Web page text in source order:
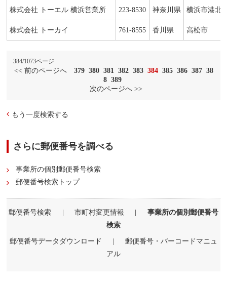
株式会社 トーエル 横浜営業所 223-8530 神奈川県 横浜市港北
株式会社 トーカイ 761-8555 香川県 高松市
384/1073ページ
<< 前のページへ 379 380 381 382 383 384 385 386 387 38
8 389
次のページへ >>
もう一度検索する
さらに郵便番号を調べる
事業所の個別郵便番号検索
郵便番号検索トップ
郵便番号検索 | 市町村変更情報 |
事業所の個別郵便番号
検索
郵便番号データダウンロード |
郵便番号・バーコードマニュ
アル